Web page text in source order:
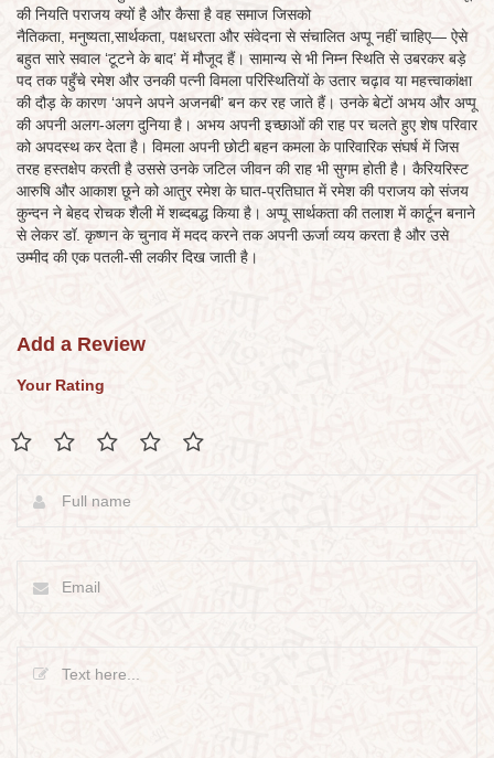
की नियति पराजय क्यों है और कैसा है वह समाज जिसको
नैतिकता, मनुष्यता,सार्थकता, पक्षधरता और संवेदना से संचालित अप्पू नहीं चाहिए— ऐसे
बहुत सारे सवाल ‘टूटने के बाद’ में मौजूद हैं। सामान्य से भी निम्न स्थिति से उबरकर बड़े
पद तक पहुँचे रमेश और उनकी पत्नी विमला परिस्थितियों के उतार चढ़ाव या महत्त्वाकांक्षा
की दौड़ के कारण ‘अपने अपने अजनबी’ बन कर रह जाते हैं। उनके बेटों अभय और अप्पू
की अपनी अलग-अलग दुनिया है। अभय अपनी इच्छाओं की राह पर चलते हुए शेष परिवार
को अपदस्थ कर देता है। विमला अपनी छोटी बहन कमला के पारिवारिक संघर्ष में जिस
तरह हस्तक्षेप करती है उससे उनके जटिल जीवन की राह भी सुगम होती है। कैरियरिस्ट
आरुषि और आकाश छूने को आतुर रमेश के घात-प्रतिघात में रमेश की पराजय को संजय
कुन्दन ने बेहद रोचक शैली में शब्दबद्ध किया है। अप्पू सार्थकता की तलाश में कार्टून बनाने
से लेकर डॉ. कृष्णन के चुनाव में मदद करने तक अपनी ऊर्जा व्यय करता है और उसे
उम्मीद की एक पतली-सी लकीर दिख जाती है।
Add a Review
Your Rating